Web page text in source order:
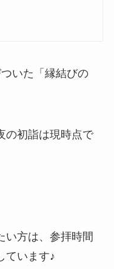
いた「縁結びの
の初詣は現時点で
い方は、参拝時間
ています♪